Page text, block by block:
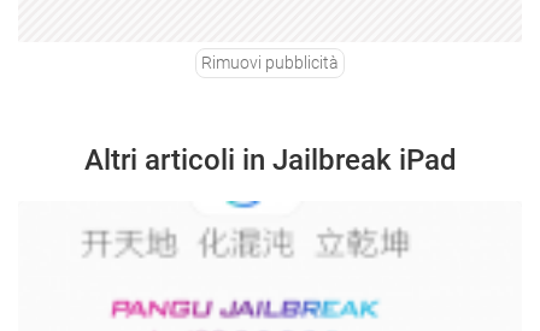
Rimuovi pubblicità
Altri articoli in Jailbreak iPad